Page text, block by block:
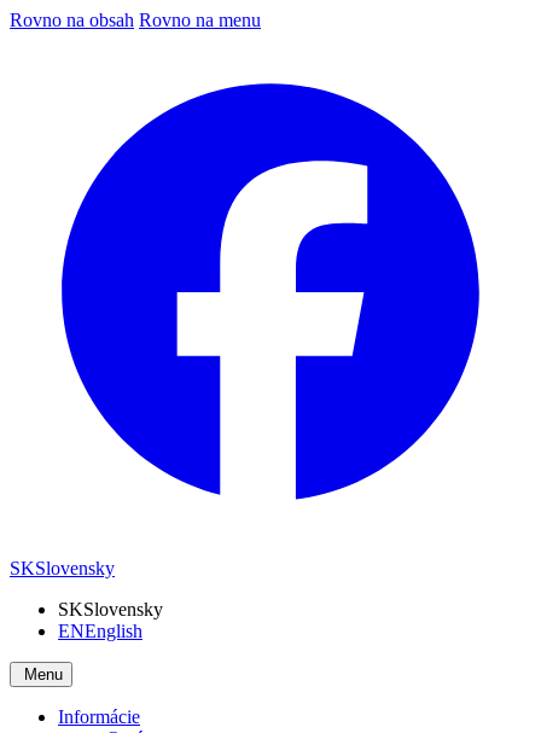
Rovno na obsah Rovno na menu
SKSlovensky
SKSlovensky
ENEnglish
Menu
Informácie